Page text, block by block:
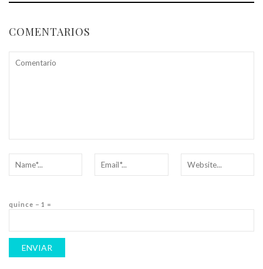
COMENTARIOS
quince − 1 =